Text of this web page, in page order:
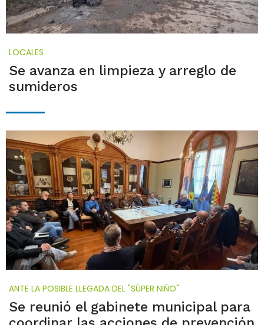
LOCALES
Se avanza en limpieza y arreglo de
sumideros
ANTE LA POSIBLE LLEGADA DEL "SÚPER NIÑO"
Se reunió el gabinete municipal para